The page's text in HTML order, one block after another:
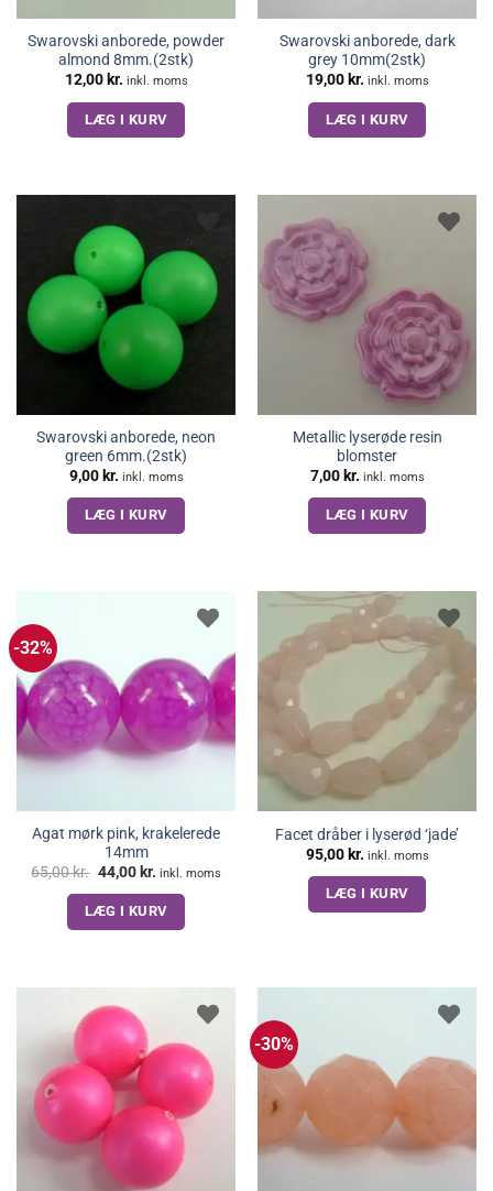
Swarovski anborede, powder
almond 8mm.(2stk)
12,00 kr. inkl. moms
LÆG I KURV
Swarovski anborede, dark
grey 10mm(2stk)
19,00 kr. inkl. moms
LÆG I KURV
Swarovski anborede, neon
green 6mm.(2stk)
9,00 kr. inkl. moms
LÆG I KURV
Metallic lyserøde resin
blomster
7,00 kr. inkl. moms
LÆG I KURV
-32%
Agat mørk pink, krakelerede
14mm
65,00kr. Den
oprindelige
pris
var:
65,00 kr..
44,00 kr.Den
pris
er:
44,00 kr..
inkl. moms
LÆG I KURV
Facet dråber i lyserød ‘jade’
95,00 kr. inkl. moms
LÆG I KURV
-30%